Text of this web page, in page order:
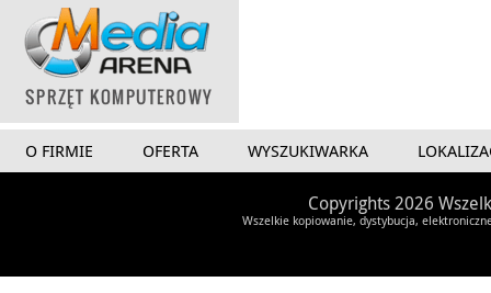
O FIRMIE OFERTA WYSZUKIWARKA
Copyrights 2026
Wszelkie kopiowanie, dystybucja,